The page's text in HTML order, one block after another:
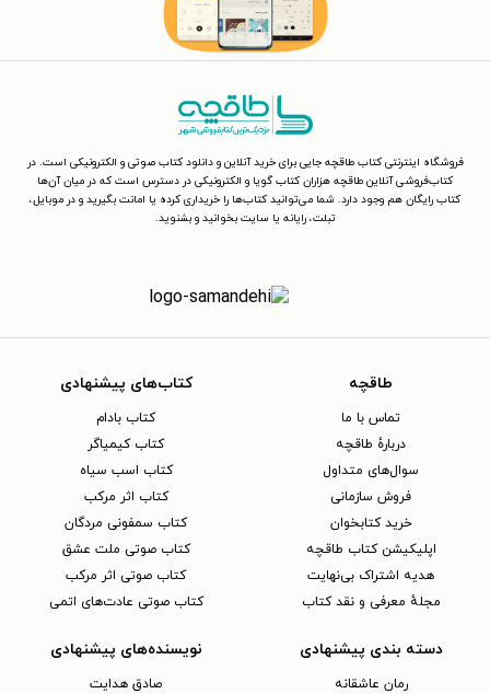
فروشگاه اینترنتی کتاب طاقچه جایی برای خرید آنلاین و دانلود کتاب صوتی و الکترونیکی است. در
کتاب‌فروشی آنلاین طاقچه هزاران کتاب گویا و الکترونیکی در دسترس است که در میان آن‌ها
کتاب رایگان هم وجود دارد. شما می‌توانید کتاب‌ها را خریداری کرده یا امانت بگیرید و در موبایل،
تبلت، رایانه یا سایت بخوانید و بشنوید.
طاقچه
تماس با ما
دربارهٔ طاقچه
سوال‌های متداول
فروش سازمانی
خرید کتابخوان
اپلیکیشن کتاب طاقچه
هدیه اشتراک بی‌نهایت
مجلهٔ معرفی و نقد کتاب
کتاب‌های پیشنهادی
کتاب بادام
کتاب کیمیاگر
کتاب اسب سیاه
کتاب اثر مرکب
کتاب سمفونی مردگان
کتاب صوتی ملت عشق
کتاب صوتی اثر مرکب
کتاب صوتی عادت‌های اتمی
دسته بندی پیشنهادی
رمان عاشقانه
نویسنده‌های پیشنهادی
صادق هدایت